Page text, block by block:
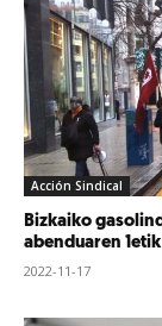
Acción Sindical
Bizkaiko
abenduaren
2022-11-17